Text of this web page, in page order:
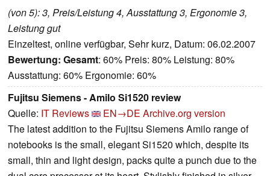
(von 5): 3, Preis/Leistung 4, Ausstattung 3, Ergonomie 3,
Leistung gut
Einzeltest, online verfügbar, Sehr kurz, Datum: 06.02.2007
Bewertung: Gesamt: 60% Preis: 80% Leistung: 80%
Ausstattung: 60% Ergonomie: 60%
Fujitsu Siemens - Amilo Si1520 review
Quelle: IT Reviews EN→DE Archive.org version
The latest addition to the Fujitsu Siemens Amilo range of
notebooks is the small, elegant Si1520 which, despite its
small, thin and light design, packs quite a punch due to the